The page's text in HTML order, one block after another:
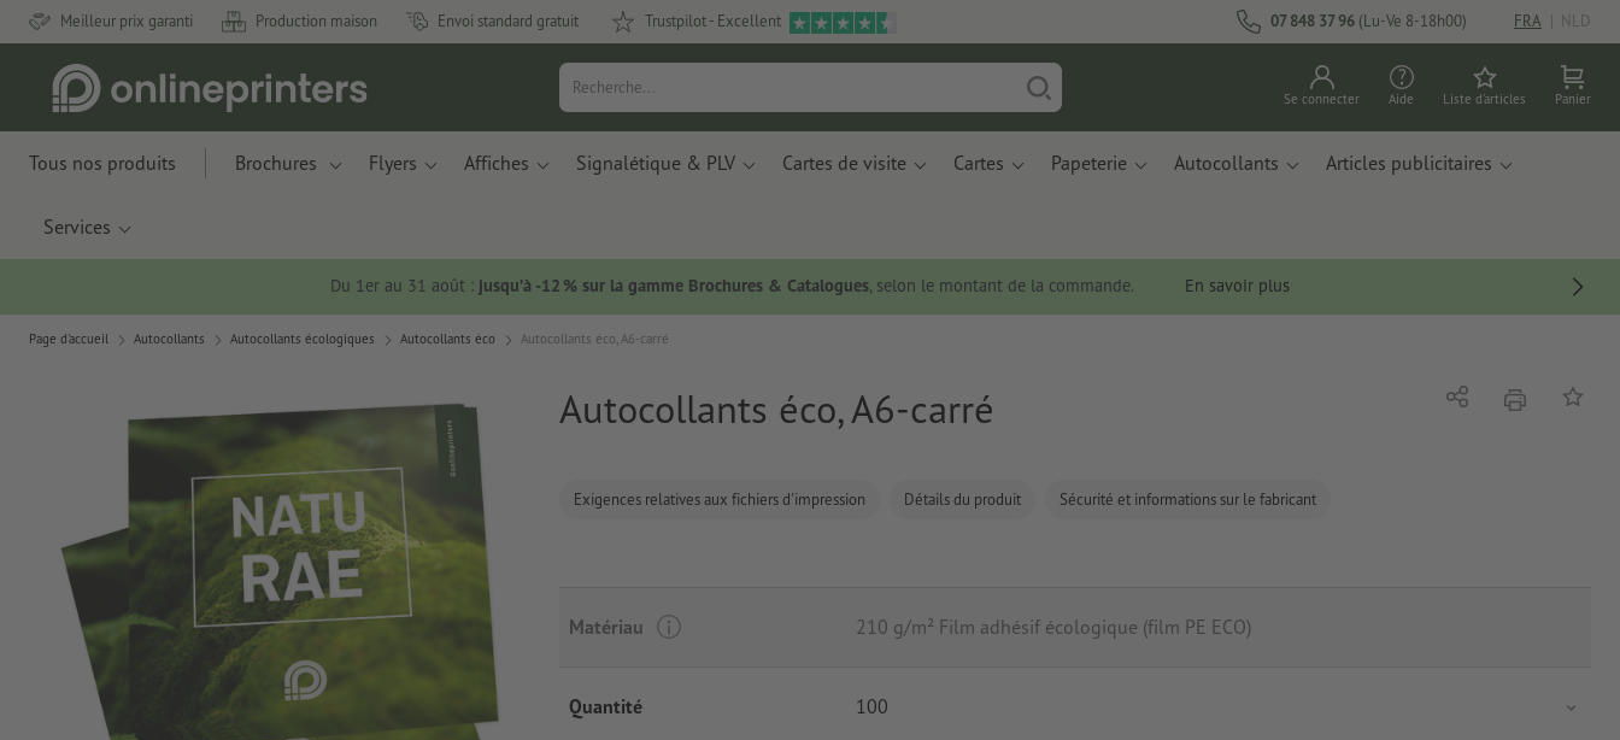
Meilleur prix garanti Production maison Envoi standard gratuit Trustpilot - Excellent 07 848 37 96 (Lu-Ve 8-18h00) FRA | NLD
Se connecter Aide Liste d'articles Panier
Tous nos produits Brochures Flyers Affiches Signalétique & PLV Cartes de visite Cartes Papeterie Autocollants Articles publicitaires
Services
Du 1er au 31 août : jusqu’à -12 % sur la gamme Brochures & Catalogues, selon le montant de la commande. En savoir plus
Page d'accueil Autocollants Autocollants écologiques Autocollants éco Autocollants éco, A6-carré
Autocollants éco, A6-carré
Exigences relatives aux fichiers d'impression Détails du produit Sécurité et informations sur le fabricant
Partagerimprimer
Matériau 210 g/m² Film adhésif écologique (film PE ECO)
Quantité 100